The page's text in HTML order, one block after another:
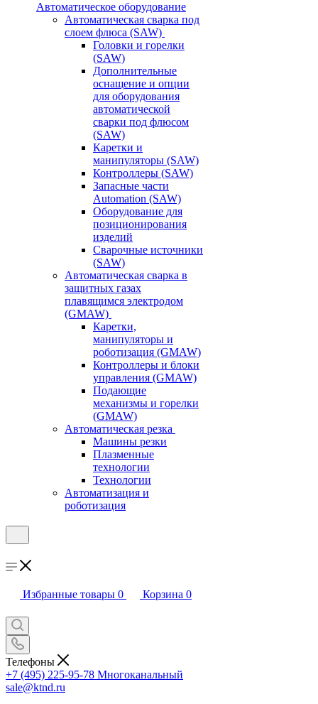
Автоматическое оборудование
Автоматическая сварка под
слоем флюса (SAW)
Головки и горелки
(SAW)
Дополнительные
оснащение и опции
для оборудования
автоматической
сварки под флюсом
(SAW)
Каретки и
манипуляторы (SAW)
Контроллеры (SAW)
Запасные части
Automation (SAW)
Оборудование для
позиционирования
изделий
Сварочные источники
(SAW)
Автоматическая сварка в
защитных газах
плавящимся электродом
(GMAW)
Каретки,
манипуляторы и
роботизация (GMAW)
Контроллеры и блоки
управления (GMAW)
Подающие
механизмы и горелки
(GMAW)
Автоматическая резка
Машины резки
Плазменные
технологии
Технологии
Автоматизация и
роботизация
Избранные товары 0 Корзина 0
Телефоны
+7 (495) 225-95-78 Многоканальный
sale@ktnd.ru